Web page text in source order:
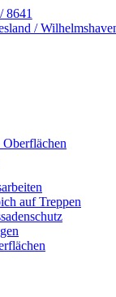
8641
Oberflächen
auf Treppen